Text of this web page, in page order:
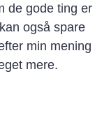
de gode ting er
også spare
min mening
mere.